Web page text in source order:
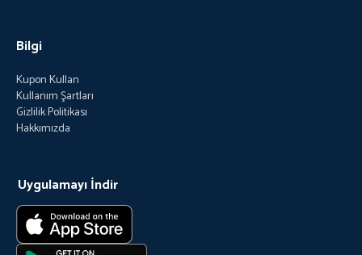
Bilgi
Kupon Kullan
Kullanım Şartları
Gizlilik Politikası
Hakkımızda
Uygulamayı İndir